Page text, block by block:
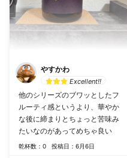
やすかわ
Excellent!!
他のシリーズのブワッとしたフ
ルーティ感というより、華やか
な後に締まりとちょっと苦味み
たいなのがあってめちゃ良い
乾杯数：0 投稿日：6月6日